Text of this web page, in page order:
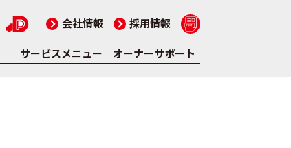
会社情報 採用情報
サービスメニュー オーナーサポート